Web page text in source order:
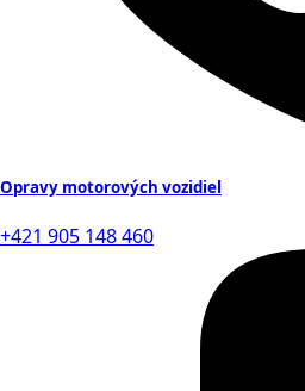
Opravy motorových vozidiel
+421 905 148 460